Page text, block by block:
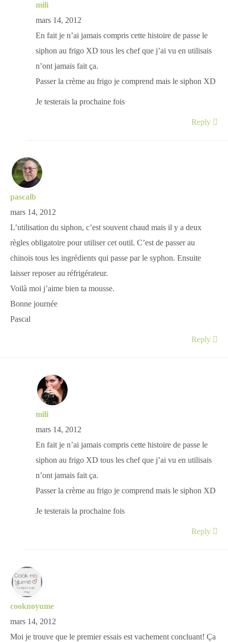
mili
mars 14, 2012
En fait je n’ai jamais compris cette histoire de passe le
siphon au frigo XD tous les chef que j’ai vu en utilisais
n’ont jamais fait ça.
Passer la crème au frigo je comprend mais le siphon XD
Je testerais la prochaine fois
Reply
pascalb
mars 14, 2012
L’utilisation du siphon, c’est souvent chaud mais il y a deux
règles obligatoire pour utiliser cet outil. C’est de passer au
chinois tous les ingrédients qui passe par le syphon. Ensuite
laisser reposer au réfrigérateur.
Voilà moi j’aime bien ta mousse.
Bonne journée
Pascal
Reply
mili
mars 14, 2012
En fait je n’ai jamais compris cette histoire de passe le
siphon au frigo XD tous les chef que j’ai vu en utilisais
n’ont jamais fait ça.
Passer la crème au frigo je comprend mais le siphon XD
Je testerais la prochaine fois
Reply
cooknoyume
mars 14, 2012
Moi je trouve que le premier essais est vachement concluant! Ça